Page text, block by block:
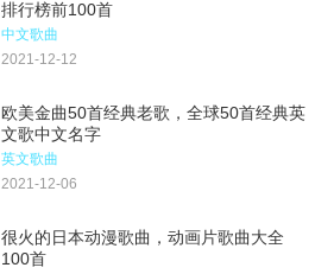
排行榜前100首
中文歌曲
2021-12-12
欧美金曲50首经典老歌，全球50首经典英
文歌中文名字
英文歌曲
2021-12-06
很火的日本动漫歌曲，动画片歌曲大全
100首